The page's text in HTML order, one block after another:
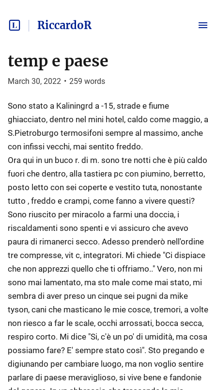
RiccardoR
temp e paese
March 30, 2022 • 259 words
Sono stato a Kaliningrd a -15, strade e fiume
ghiacciato, dentro nel mini hotel, caldo come maggio, a
S.Pietroburgo termosifoni sempre al massimo, anche
con infissi vecchi, mai sentito freddo.
Ora qui in un buco r. di m. sono tre notti che è più caldo
fuori che dentro, alla tastiera pc con piumino, berretto,
posto letto con sei coperte e vestito tuta, nonostante
tutto , freddo e crampi, come fanno a vivere questi?
Sono riuscito per miracolo a farmi una doccia, i
riscaldamenti sono spenti e vi assicuro che avevo
paura di rimanerci secco. Adesso prenderò nell'ordine
tre compresse, vit c, integratori. Mi chiede "Ci dispiace
che non apprezzi quello che ti offriamo.." Vero, non mi
sono mai lamentato, ma sto male come mai stato, mi
sembra di aver preso un cinque sei pugni da mike
tyson, cani che masticano le mie cosce, tremori, a volte
non riesco a far le scale, occhi arrossati, bocca secca,
respiro corto. Mi dice "Si, c'è un po' di umidità, ma cosa
possiamo fare? E' sempre stato così". Sto pregando e
digiunando per cambiare luogo, ma non voglio sentire
parlare di paese meraviglioso, si vive bene e fandonie